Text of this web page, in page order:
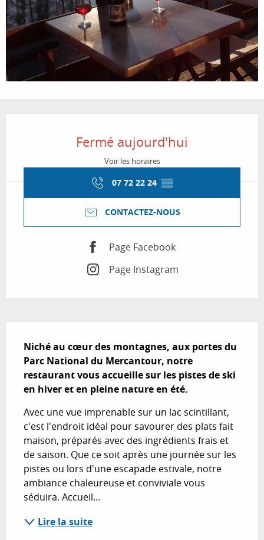
Fermé aujourd'hui
Voir les horaires
07 72 22 24 ▒▒
CONTACTEZ-NOUS
Page Facebook
Page Instagram
Niché au cœur des montagnes, aux portes du
Parc National du Mercantour, notre
restaurant vous accueille sur les pistes de ski
en hiver et en pleine nature en été.
Avec une vue imprenable sur un lac scintillant,
c'est l'endroit idéal pour savourer des plats fait
maison, préparés avec des ingrédients frais et
de saison. Que ce soit après une journée sur les
pistes ou lors d'une escapade estivale, notre
ambiance chaleureuse et conviviale vous
séduira. Accueil...
Lire la suite